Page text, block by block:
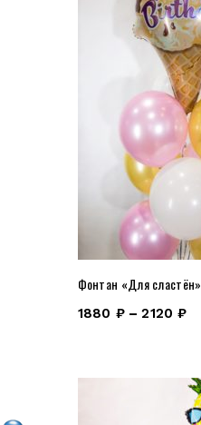
Фонтан «Для сластён»
1880 ₽–2120₽